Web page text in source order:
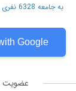
به جامعه 6328 نفری مهندسین سایت بپیوندید
Google
عضویت